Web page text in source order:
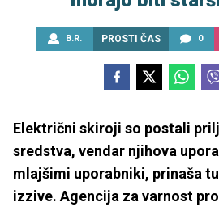
B.R. PROSTI ČAS 0
Električni skiroji so postali
sredstva, vendar njihova
mlajšimi uporabniki, prinaša
izzive. Agencija za varnost